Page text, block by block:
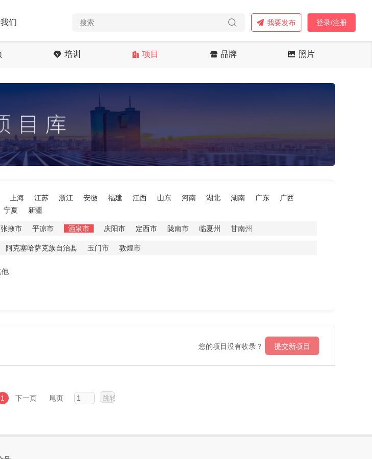
们 我要发布 登录/注册
培训 项目 品牌 照片
上海 江苏 浙江 安徽 福建 江西 山东 河南 湖北 湖南 广东
广西
宁夏 新疆
张掖市 平凉市 酒泉市 庆阳市 定西市 陇南市 临夏州 甘南州
阿克塞哈萨克族自治县 玉门市 敦煌市
他
您的项目没有收录？ 提交新项目
1 下一页 尾页